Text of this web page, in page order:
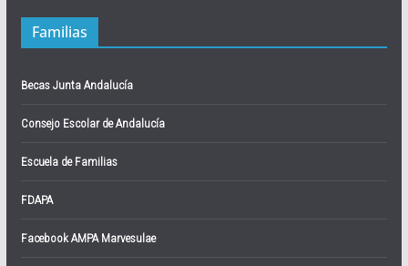
Familias
Becas Junta Andalucía
Consejo Escolar de Andalucía
Escuela de Familias
FDAPA
Facebook AMPA Marvesulae